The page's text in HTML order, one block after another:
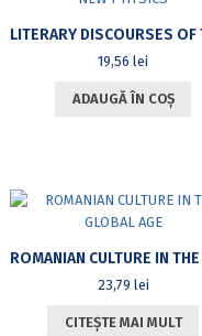
19,56lei
ADAUGĂ ÎN COȘ
23,79 lei
CITEȘTE MAI MULT